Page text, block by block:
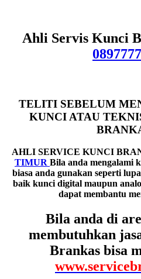
Ahli Servis Kunci
TELITI SEBELUM
KUNCI ATAU
AHLI SERVICE KUNCI
TIMUR Bila anda mengalami
biasa anda gunakan seperti
baik kunci digital maupun
dapat membantu
Bila anda di
membutuhkan
Brankas bisa